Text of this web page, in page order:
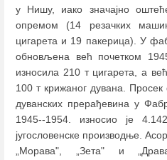
у Нишу, иако значајно
опремом (14 резачких
цигарета и 19 пакерица). У
обновљена већ почетком
износила 210 т цигарета, а
100 т крижаног дувана.
дуванских прерађевина у
1945--1954. износио је
југословенске производње.
„Морава", „Зета" и